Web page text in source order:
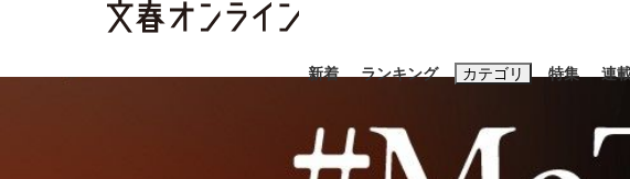
新着 ランキング カテゴリ
スクープ ニュース エン
特集 連